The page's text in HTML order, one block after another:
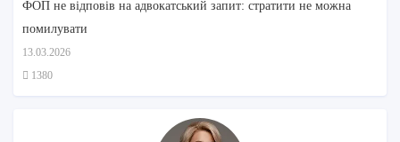
ФОП не відповів на адвокатський запит: стратити не можна
помилувати
13.03.2026
1380